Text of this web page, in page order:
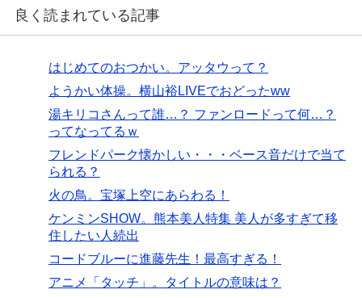
良く読まれている記事
はじめてのおつかい。アッタウって？
ようかい体操。横山裕LIVEでおどったww
湯キリコさんって誰…？ ファンロードって何…？
ってなってるｗ
フレンドパーク懐かしい・・・ベース音だけで当て
られる？
火の鳥。宝塚上空にあらわる！
ケンミンSHOW。熊本美人特集 美人が多すぎて移
住したい人続出
コードブルーに進藤先生！最高すぎる！
アニメ「タッチ」。タイトルの意味は？